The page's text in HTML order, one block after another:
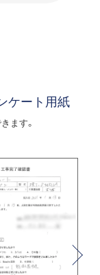
ケート用紙
ます。